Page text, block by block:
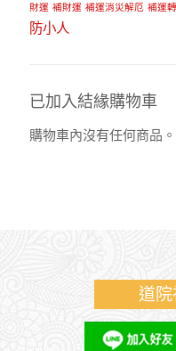
財運 補財運 補運消災解厄 補運
防小人
已加入結緣購物車
購物車內沒有任何商品。
道院